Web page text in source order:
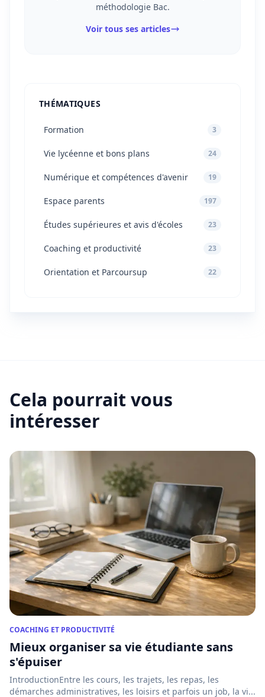
méthodologie Bac.
Voir tous ses articles
THÉMATIQUES
Formation 3
Vie lycéenne et bons plans 24
Numérique et compétences d'avenir 19
Espace parents 197
Études supérieures et avis d'écoles 23
Coaching et productivité 23
Orientation et Parcoursup 22
Cela pourrait vous
intéresser
COACHING ET PRODUCTIVITÉ
Mieux organiser sa vie étudiante sans
s'épuiser
IntroductionEntre les cours, les trajets, les repas, les
démarches administratives, les loisirs et parfois un job, la vi...